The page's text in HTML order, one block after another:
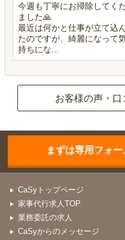
今週も丁寧にお掃除してく
ました🙏
最近は何かと仕事が立て込
たのですが、綺麗になって
持ちにな...
お客様の声・口
まずは専用フォ
CaSyトップページ
家事代行求人TOP
業務委託の求人
CaSyからのメッセージ